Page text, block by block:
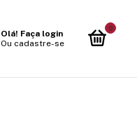
Olá! Faça login
Ou cadastre-se
0